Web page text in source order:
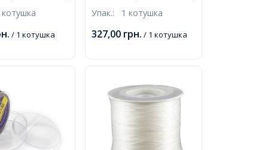
близько
котушка
/ 1 котушка
Упак.: 1 котушка
327,00 грн. / 1 котушка